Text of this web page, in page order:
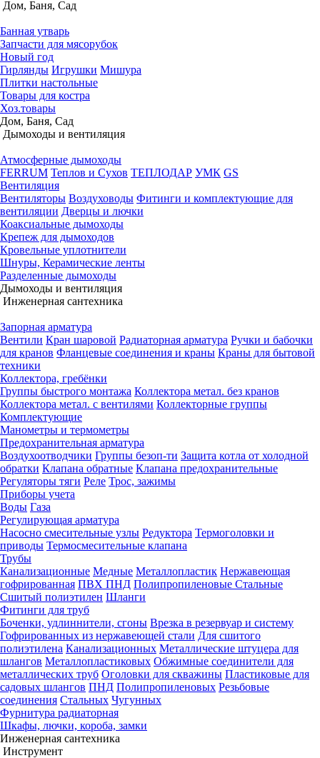
Дом, Баня, Сад
Банная утварь
Запчасти для мясорубок
Новый год
Гирлянды Игрушки Мишура
Плитки настольные
Товары для костра
Хоз.товары
Дом, Баня, Сад
Дымоходы и вентиляция
Атмосферные дымоходы
FERRUM Теплов и Сухов ТЕПЛОДАР УМК GS
Вентиляция
Вентиляторы Воздуховоды Фитинги и комплектующие для
вентиляции Дверцы и лючки
Коаксиальные дымоходы
Крепеж для дымоходов
Кровельные уплотнители
Шнуры, Керамические ленты
Разделенные дымоходы
Дымоходы и вентиляция
Инженерная сантехника
Запорная арматура
Вентили Кран шаровой Радиаторная арматура Ручки и бабочки
для кранов Фланцевые соединения и краны Краны для бытовой
техники
Коллектора, гребёнки
Группы быстрого монтажа Коллектора метал. без кранов
Коллектора метал. с вентилями Коллекторные группы
Комплектующие
Манометры и термометры
Предохранительная арматура
Воздухоотводчики Группы безоп-ти Защита котла от холодной
обратки Клапана обратные Клапана предохранительные
Регуляторы тяги Реле Трос, зажимы
Приборы учета
Воды Газа
Регулирующая арматура
Насосно смесительные узлы Редуктора Термоголовки и
приводы Термосмесительные клапана
Трубы
Канализационные Медные Металлопластик Нержавеющая
гофрированная ПВХ ПНД Полипропиленовые Стальные
Сшитый полиэтилен Шланги
Фитинги для труб
Боченки, удлиннители, сгоны Врезка в резервуар и систему
Гофрированных из нержавеющей стали Для сшитого
полиэтилена Канализационных Металлические штуцера для
шлангов Металлопластиковых Обжимные соединители для
металлических труб Оголовки для скважины Пластиковые для
садовых шлангов ПНД Полипропиленовых Резьбовые
соединения Стальных Чугунных
Фурнитура радиаторная
Шкафы, лючки, короба, замки
Инженерная сантехника
Инструмент